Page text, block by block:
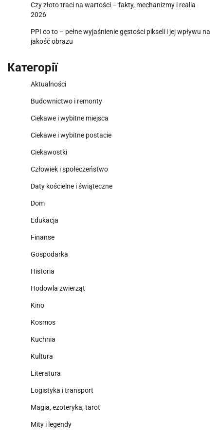
Czy złoto traci na wartości – fakty, mechanizmy i realia
2026
PPI co to – pełne wyjaśnienie gęstości pikseli i jej wpływu na
jakość obrazu
Категорії
Aktualności
Budownictwo i remonty
Ciekawe i wybitne miejsca
Ciekawe i wybitne postacie
Ciekawostki
Człowiek i społeczeństwo
Daty kościelne i świąteczne
Dom
Edukacja
Finanse
Gospodarka
Historia
Hodowla zwierząt
Kino
Kosmos
Kuchnia
Kultura
Literatura
Logistyka i transport
Magia, ezoteryka, tarot
Mity i legendy